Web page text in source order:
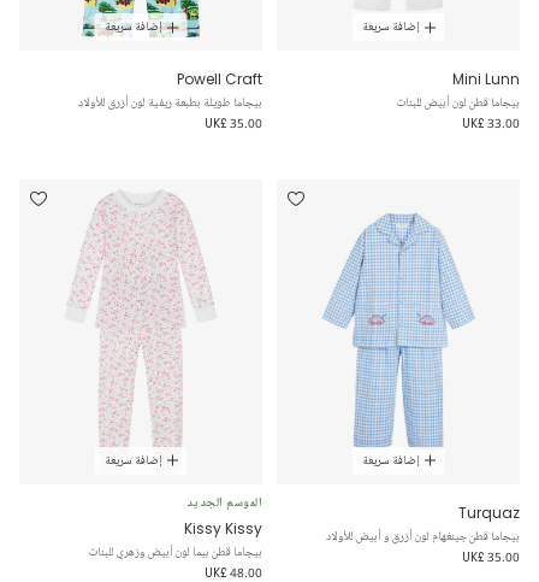
إضافة سريعة
Mini Lunn
بيجاما قطن لون أبيض للبنات
UK£ 33.00
إضافة سريعة
Powell Craft
بيجاما طويلة بطبعة ريفية لون أزرق للأولاد
UK£ 35.00
إضافة سريعة
Turquaz
بيجاما قطن جينغهام لون أزرق و أبيض للأولاد
UK£ 35.00
إضافة سريعة
الموسم الجديد
Kissy Kissy
بيجاما قطن بيما لون أبيض وزهري للبنات
UK£ 48.00